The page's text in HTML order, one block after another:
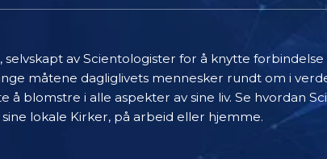
selvskapt av Scientologister for å knytte
måtene dagliglivets mennesker rundt om i
blomstre i alle aspekter av sine liv. Se hvordan
lokale Kirker, på arbeid eller hjemme.